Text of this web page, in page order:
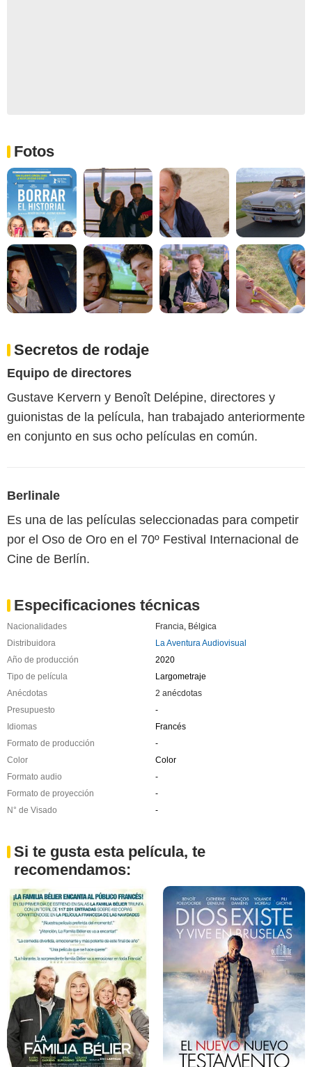
Fotos
Secretos de rodaje
Equipo de directores
Gustave Kervern y Benoît Delépine, directores y
guionistas de la película, han trabajado anteriormente
en conjunto en sus ocho películas en común.
Berlinale
Es una de las películas seleccionadas para competir
por el Oso de Oro en el 70º Festival Internacional de
Cine de Berlín.
Especificaciones técnicas
Nacionalidades Francia, Bélgica
Distribuidora
La Aventura Audiovisual
Año de producción
2020
Tipo de película
Largometraje
Anécdotas
2 anécdotas
Presupuesto
-
Idiomas
Francés
Formato de producción
-
Color
Color
Formato audio
-
Formato de proyección
-
N° de Visado
-
Si te gusta esta película, te
recomendamos: